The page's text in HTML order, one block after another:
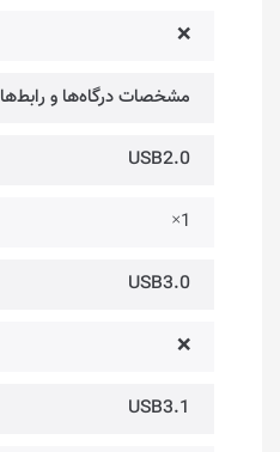
❌
مشخصات درگاه‌ها و رابط‌ها
USB2.0
1×
USB3.0
❌
USB3.1